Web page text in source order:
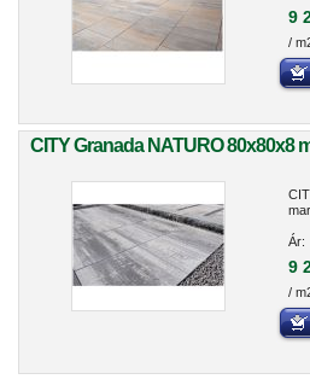
9
/
CITY Granada NATURO 80x80x8
Ár:
9
/